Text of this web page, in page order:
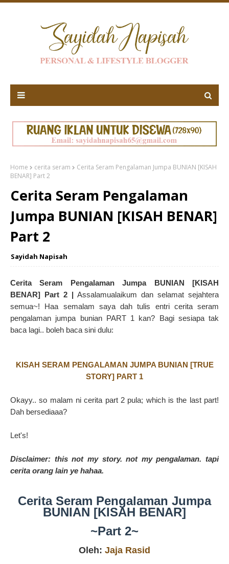
Home cerita seram
Cerita Seram Pengalaman Jumpa BUNIAN [KISAH
BENAR] Part 2
Cerita Seram Pengalaman
Jumpa BUNIAN [KISAH BENAR]
Part 2
Sayidah Napisah
Cerita Seram Pengalaman Jumpa BUNIAN [KISAH
BENAR] Part 2 | Assalamualaikum dan selamat sejahtera
semua~! Haa semalam saya dah tulis entri cerita seram
pengalaman jumpa bunian PART 1 kan? Bagi sesiapa tak
baca lagi.. boleh baca sini dulu:
KISAH SERAM PENGALAMAN JUMPA BUNIAN [TRUE
STORY] PART 1
Okayy.. so malam ni cerita part 2 pula; which is the last part!
Dah bersediaaa?
Let's!
Disclaimer: this not my story. not my pengalaman. tapi
cerita orang lain ye hahaa.
Cerita Seram Pengalaman Jumpa
BUNIAN [KISAH BENAR]
~Part 2~
Oleh: Jaja Rasid